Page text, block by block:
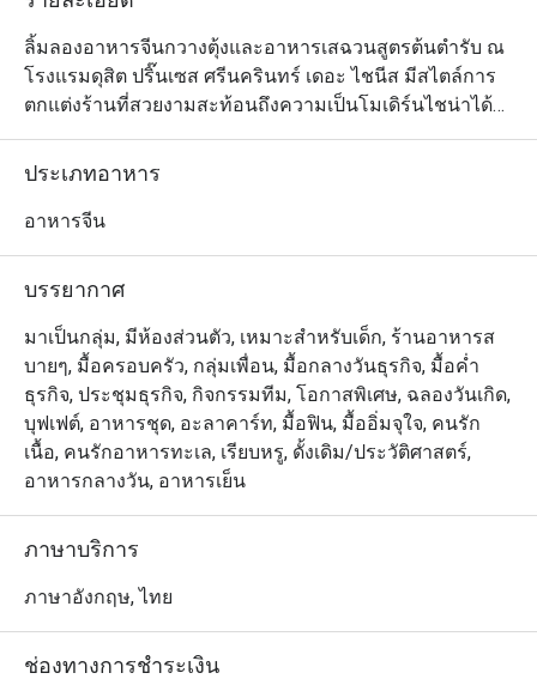
ลิ้มลองอาหารจีนกวางตุ้งและอาหารเสฉวนสูตรต้นตำรับ ณ
โรงแรมดุสิต ปริ๊นเซส ศรีนครินทร์ เดอะ ไชนีส มีสไตล์การ
ตกแต่งร้านที่สวยงามสะท้อนถึงความเป็นโมเดิร์นไชน่าได้
อย่างลงตัว ส่วนเมนูอาหารก็ออกแบบได้ดีไม่แพ้กัน โดยให้
บริการทั้งติ่มซำทำมือ เป็ดปักกิ่งรสเลิศเป็นเอกลักษณ์ และ
สำหรับผู้ที่ต้องการรับประทานมื้อพิเศษแบบส่วนตัวหรือ
ประเภทอาหาร
อาหารจีน
บรรยากาศ
มาเป็นกลุ่ม, มีห้องส่วนตัว, เหมาะสำหรับเด็ก, ร้านอาหารส
บายๆ, มื้อครอบครัว, กลุ่มเพื่อน, มื้อกลางวันธุรกิจ, มื้อค่ำ
ธุรกิจ, ประชุมธุรกิจ, กิจกรรมทีม, โอกาสพิเศษ, ฉลองวันเกิด,
บุฟเฟต์, อาหารชุด, อะลาคาร์ท, มื้อฟิน, มื้ออิ่มจุใจ, คนรัก
เนื้อ, คนรักอาหารทะเล, เรียบหรู, ดั้งเดิม/ประวัติศาสตร์,
อาหารกลางวัน, อาหารเย็น
ภาษาบริการ
ภาษาอังกฤษ, ไทย
ช่องทางการชำระเงิน